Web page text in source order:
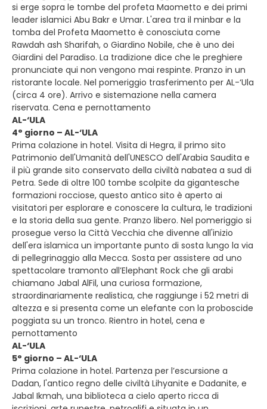
si erge sopra le tombe del profeta Maometto e dei primi
leader islamici Abu Bakr e Umar. L'area tra il minbar e la
tomba del Profeta Maometto è conosciuta come
Rawdah ash Sharifah, o Giardino Nobile, che è uno dei
Giardini del Paradiso. La tradizione dice che le preghiere
pronunciate qui non vengono mai respinte. Pranzo in un
ristorante locale. Nel pomeriggio trasferimento per AL-‘Ula
(circa 4 ore). Arrivo e sistemazione nella camera
riservata. Cena e pernottamento
AL-‘ULA
4° giorno – AL-‘ULA
Prima colazione in hotel. Visita di Hegra, il primo sito
Patrimonio dell'Umanità dell'UNESCO dell'Arabia Saudita e
il più grande sito conservato della civiltà nabatea a sud di
Petra. Sede di oltre 100 tombe scolpite da gigantesche
formazioni rocciose, questo antico sito è aperto ai
visitatori per esplorare e conoscere la cultura, le tradizioni
e la storia della sua gente. Pranzo libero. Nel pomeriggio si
prosegue verso la Città Vecchia che divenne all'inizio
dell'era islamica un importante punto di sosta lungo la via
di pellegrinaggio alla Mecca. Sosta per assistere ad uno
spettacolare tramonto all’Elephant Rock che gli arabi
chiamano Jabal AlFil, una curiosa formazione,
straordinariamente realistica, che raggiunge i 52 metri di
altezza e si presenta come un elefante con la proboscide
poggiata su un tronco. Rientro in hotel, cena e
pernottamento
AL-‘ULA
5° giorno – AL-‘ULA
Prima colazione in hotel. Partenza per l’escursione a
Dadan, l'antico regno delle civiltà Lihyanite e Dadanite, e
Jabal Ikmah, una biblioteca a cielo aperto ricca di